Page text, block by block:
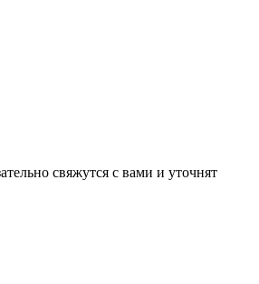
свяжутся с вами и уточнят